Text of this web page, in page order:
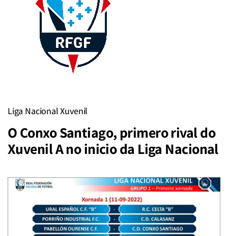
Liga Nacional Xuvenil
O Conxo Santiago, primero rival do
Xuvenil A no inicio da Liga Nacional